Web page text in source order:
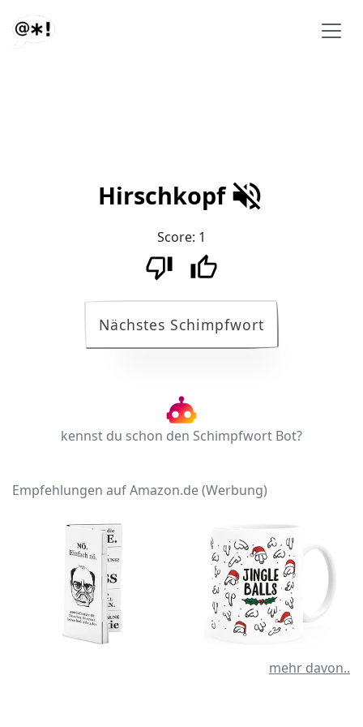
Hirschkopf
Score: 1
Nächstes Schimpfwort
kennst du schon den Schimpfwort Bot?
Empfehlungen auf Amazon.de (Werbung)
mehr davon..